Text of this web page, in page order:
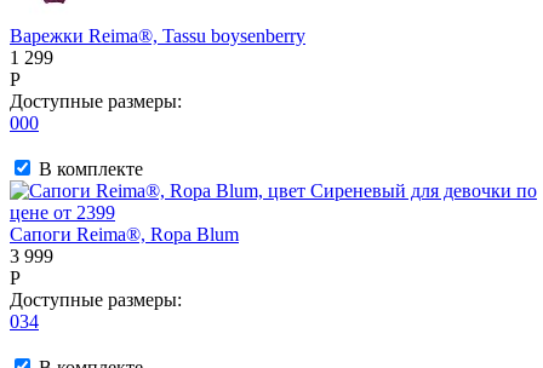
Варежки Reima®, Tassu boysenberry
1 299
P
Доступные размеры:
000
В комплекте
Сапоги Reima®, Ropa Blum
3 999
P
Доступные размеры:
034